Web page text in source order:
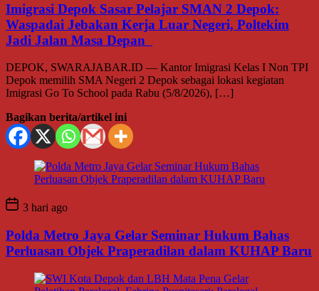
Imigrasi Depok Sasar Pelajar SMAN 2 Depok:
Waspadai Jebakan Kerja Luar Negeri, Poltekim
Jadi Jalan Masa Depan
DEPOK, SWARAJABAR.ID — Kantor Imigrasi Kelas I Non TPI
Depok memilih SMA Negeri 2 Depok sebagai lokasi kegiatan
Imigrasi Go To School pada Rabu (5/8/2026), […]
Bagikan berita/artikel ini
3 hari ago
Polda Metro Jaya Gelar Seminar Hukum Bahas
Perluasan Objek Praperadilan dalam KUHAP Baru